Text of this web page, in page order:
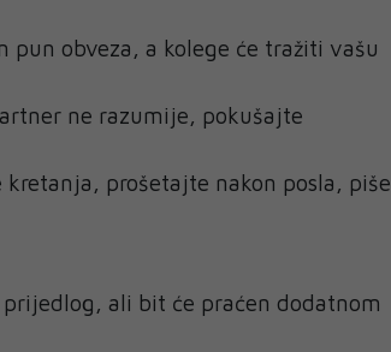
pun obveza, a kolege će tražiti vašu
ne razumije, pokušajte
prošetajte nakon posla, piše
ali bit će praćen dodatnom